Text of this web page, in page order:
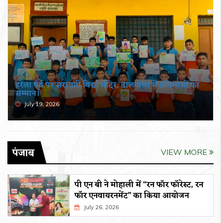
हरेला पर्व पर सरस्वती विद्या मंदिर, ढालवाला में प्रतिभाओं का
सम्मान।
July 19, 2026
पंजाब VIEW MORE
पी एन बी ने मोहाली में “रन फॉर फॉरेस्ट, रन
फॉर एनवायरनमेंट” का किया आयोजन
July 26, 2026